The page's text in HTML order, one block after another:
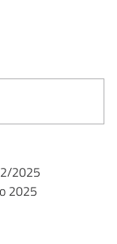
2025
2025